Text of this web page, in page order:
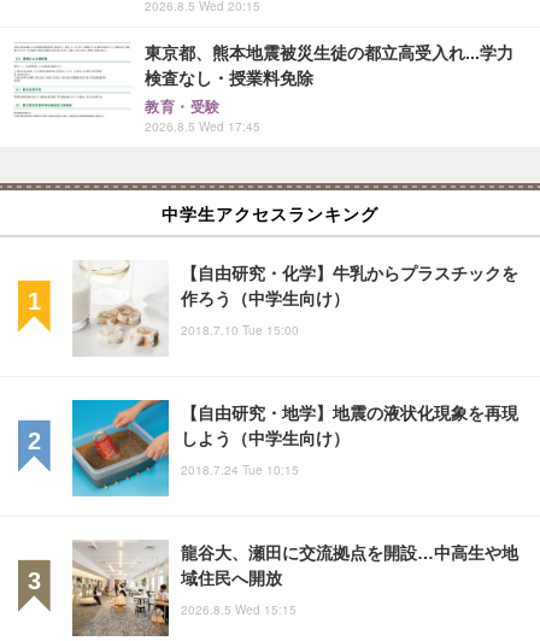
2026.8.5 Wed 20:15
東京都、熊本地震被災生徒の都立高受入れ...学力
検査なし・授業料免除
教育・受験
2026.8.5 Wed 17:45
中学生アクセスランキング
【自由研究・化学】牛乳からプラスチックを
作ろう（中学生向け）
2018.7.10 Tue 15:00
【自由研究・地学】地震の液状化現象を再現
しよう（中学生向け）
2018.7.24 Tue 10:15
龍谷大、瀬田に交流拠点を開設…中高生や地
域住民へ開放
2026.8.5 Wed 15:15